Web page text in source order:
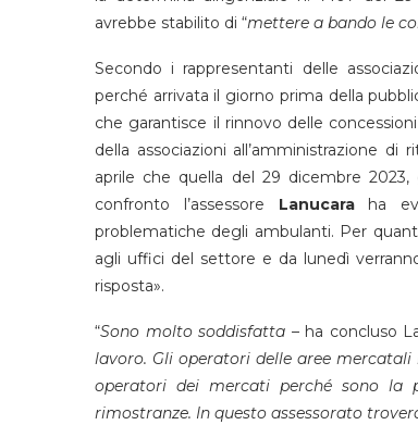
avrebbe stabilito di “mettere a bando le
Secondo i rappresentanti delle
perché arrivata il giorno prima della
che garantisce il rinnovo delle
della associazioni all’amministrazione
aprile che quella del 29 dicembre
confronto l’assessore Lanucaraha
problematiche degli ambulanti. Per
agli uffici del settore e da lunedì
risposta».
“Sono molto soddisfatta – ha concluso
lavoro. Gli operatori delle aree
operatori dei mercati perché sono
rimostranze. In questo assessorato